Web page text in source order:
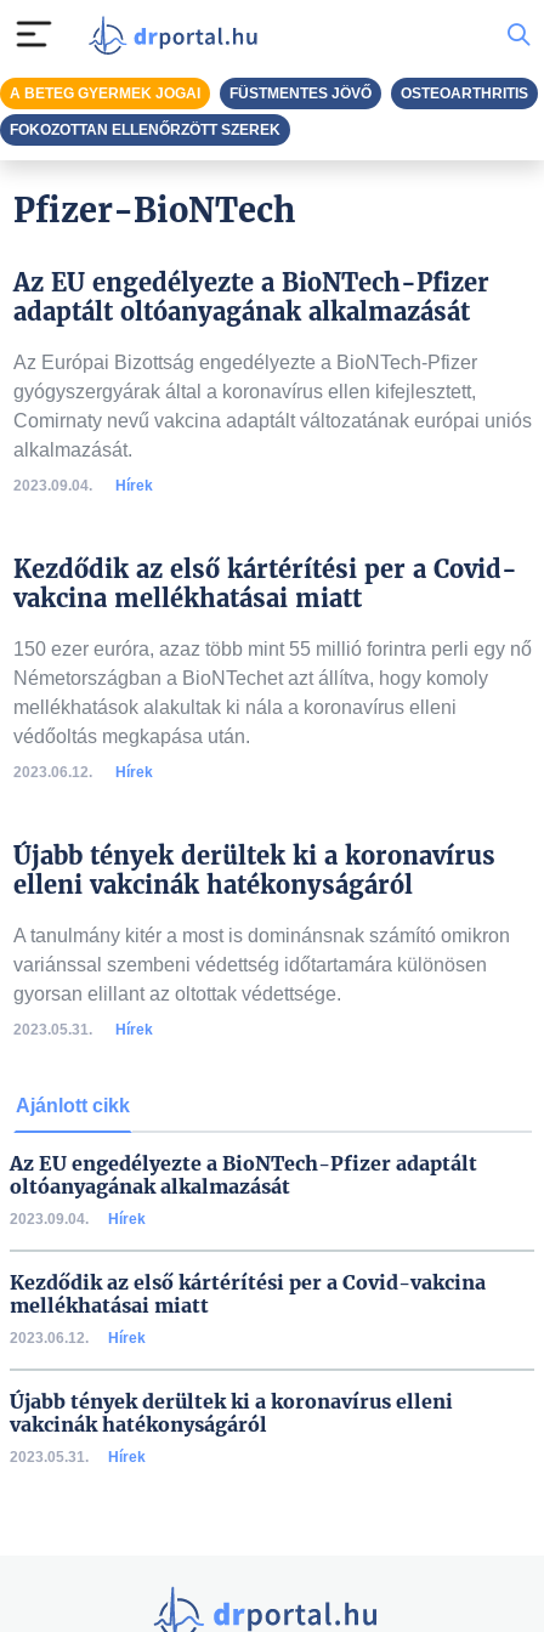
Pfizer-BioNTech
Az EU engedélyezte a BioNTech-Pfizer
adaptált oltóanyagának alkalmazását
Az Európai Bizottság engedélyezte a BioNTech-Pfizer
gyógyszergyárak által a koronavírus ellen kifejlesztett,
Comirnaty nevű vakcina adaptált változatának európai uniós
alkalmazását.
2023.09.04. Hírek
Kezdődik az első kártérítési per a Covid-
vakcina mellékhatásai miatt
150 ezer euróra, azaz több mint 55 millió forintra perli egy nő
Németországban a BioNTechet azt állítva, hogy komoly
mellékhatások alakultak ki nála a koronavírus elleni
védőoltás megkapása után.
2023.06.12. Hírek
Újabb tények derültek ki a koronavírus
elleni vakcinák hatékonyságáról
A tanulmány kitér a most is dominánsnak számító omikron
variánssal szembeni védettség időtartamára különösen
gyorsan elillant az oltottak védettsége.
2023.05.31. Hírek
Ajánlott cikk
Az EU engedélyezte a BioNTech-Pfizer adaptált
oltóanyagának alkalmazását
2023.09.04. Hírek
Kezdődik az első kártérítési per a Covid-vakcina
mellékhatásai miatt
2023.06.12. Hírek
Újabb tények derültek ki a koronavírus elleni
vakcinák hatékonyságáról
2023.05.31. Hírek
A BETEG GYERMEK JOGAI FÜSTMENTES JÖVŐ OSTEOARTHRITIS
FOKOZOTTAN ELLENŐRZÖTT SZEREK